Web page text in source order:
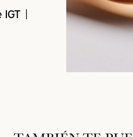
IGT |